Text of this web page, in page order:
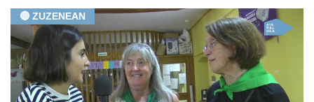
🔴 ZUZENEAN